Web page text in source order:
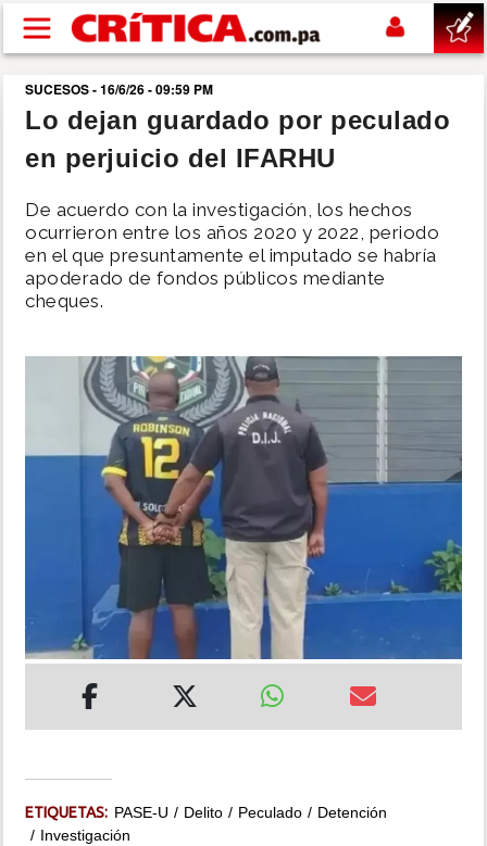
Pasar al contenido principal
buscar
SUCESOS
NACIONAL
POLÍTICA
DEPORTES
MULTIMEDIA
IMPRESO
SUCESOS - 16/6/26 - 09:59 PM
Lo dejan guardado por peculado
en perjuicio del IFARHU
De acuerdo con la investigación, los hechos
ocurrieron entre los años 2020 y 2022, periodo
en el que presuntamente el imputado se habría
apoderado de fondos públicos mediante
cheques.
ETIQUETAS: PASE-U Delito Peculado
Detención
Investigación